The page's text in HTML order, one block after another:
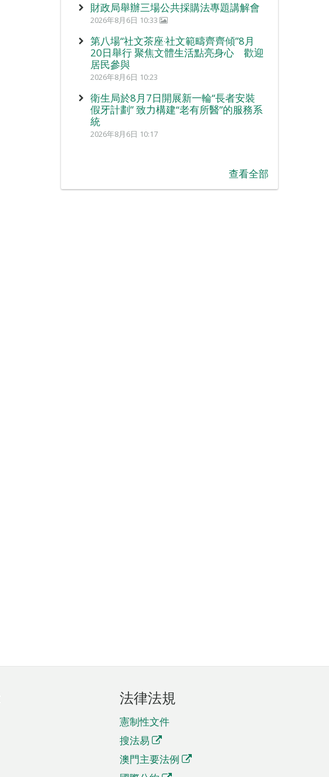
財政局舉辦三場公共採購法專題講解會
2026年8月6日 10:33
第八場“社文茶座‧社文範疇齊齊傾”8月
20日舉行 聚焦文體生活點亮身心 歡迎
居民參與
2026年8月6日 10:23
衛生局於8月7日開展新一輪“長者安裝
假牙計劃” 致力構建“老有所醫”的服務系
統
2026年8月6日 10:17
查看全部
法律法規
憲制性文件
搜法易
澳門主要法例